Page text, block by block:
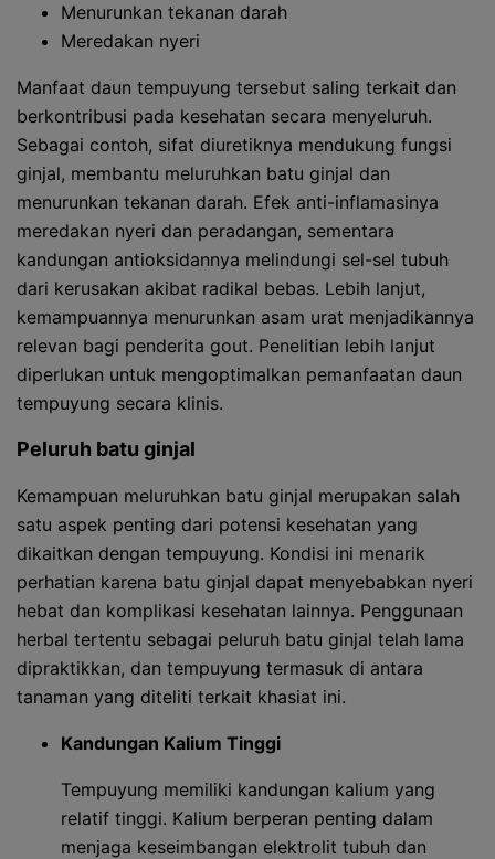
Menurunkan tekanan darah
Meredakan nyeri
Manfaat daun tempuyung tersebut saling terkait dan
berkontribusi pada kesehatan secara menyeluruh.
Sebagai contoh, sifat diuretiknya mendukung fungsi
ginjal, membantu meluruhkan batu ginjal dan
menurunkan tekanan darah. Efek anti-inflamasinya
meredakan nyeri dan peradangan, sementara
kandungan antioksidannya melindungi sel-sel tubuh
dari kerusakan akibat radikal bebas. Lebih lanjut,
kemampuannya menurunkan asam urat menjadikannya
relevan bagi penderita gout. Penelitian lebih lanjut
diperlukan untuk mengoptimalkan pemanfaatan daun
tempuyung secara klinis.
Peluruh batu ginjal
Kemampuan meluruhkan batu ginjal merupakan salah
satu aspek penting dari potensi kesehatan yang
dikaitkan dengan tempuyung. Kondisi ini menarik
perhatian karena batu ginjal dapat menyebabkan nyeri
hebat dan komplikasi kesehatan lainnya. Penggunaan
herbal tertentu sebagai peluruh batu ginjal telah lama
dipraktikkan, dan tempuyung termasuk di antara
tanaman yang diteliti terkait khasiat ini.
Kandungan Kalium Tinggi
Tempuyung memiliki kandungan kalium yang
relatif tinggi. Kalium berperan penting dalam
menjaga keseimbangan elektrolit tubuh dan